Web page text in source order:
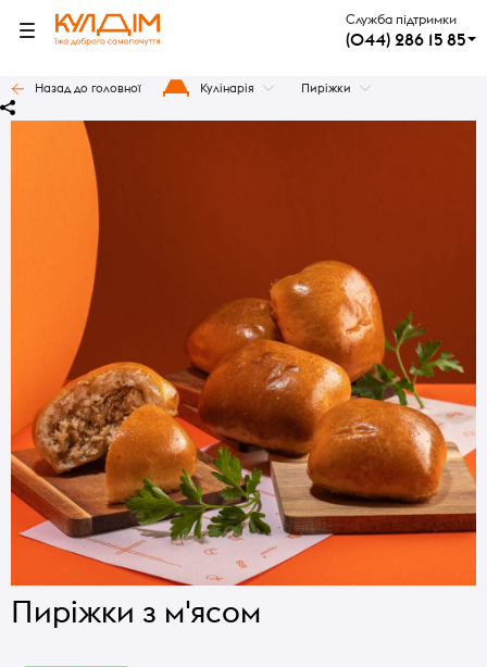
Служба підтримки
(044) 286 15 85
Назад до головної Кулінарія Пиріжки
Пиріжки з м'ясом